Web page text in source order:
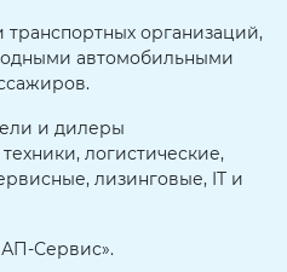
транспортных организаций,
автомобильными
и дилеры
логистические,
лизинговые, IT и
Сервис».